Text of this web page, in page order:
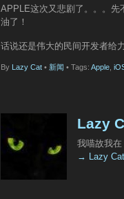
APPLE这次又悲剧了。。。先
油了！
话说还是伟大的民间开发者给
By Lazy Cat • 新闻 • Tags: Apple,
Lazy
我喵故我在
→ Lazy Cat